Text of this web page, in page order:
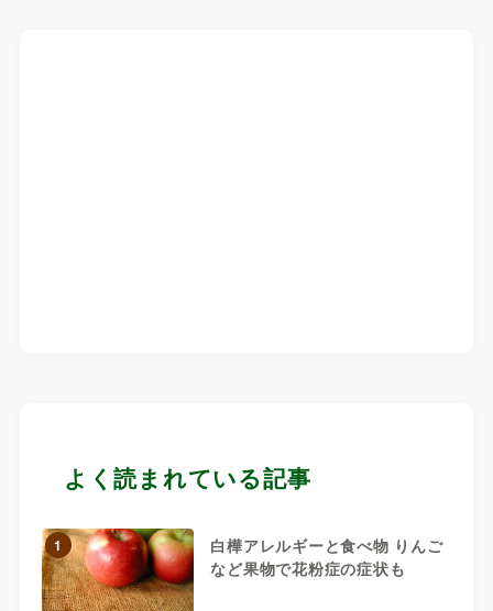
よく読まれている記事
1
白樺アレルギーと食べ物 りんご
など果物で花粉症の症状も